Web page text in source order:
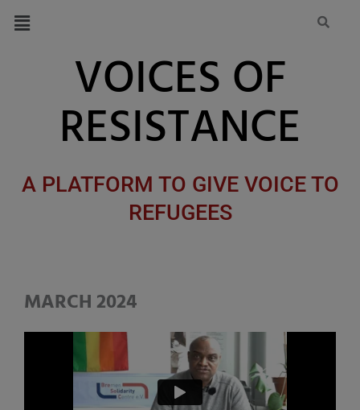
Inhalt
Menü
VOICES OF
RESISTANCE
A PLATFORM TO GIVE VOICE TO
REFUGEES
MARCH 2024